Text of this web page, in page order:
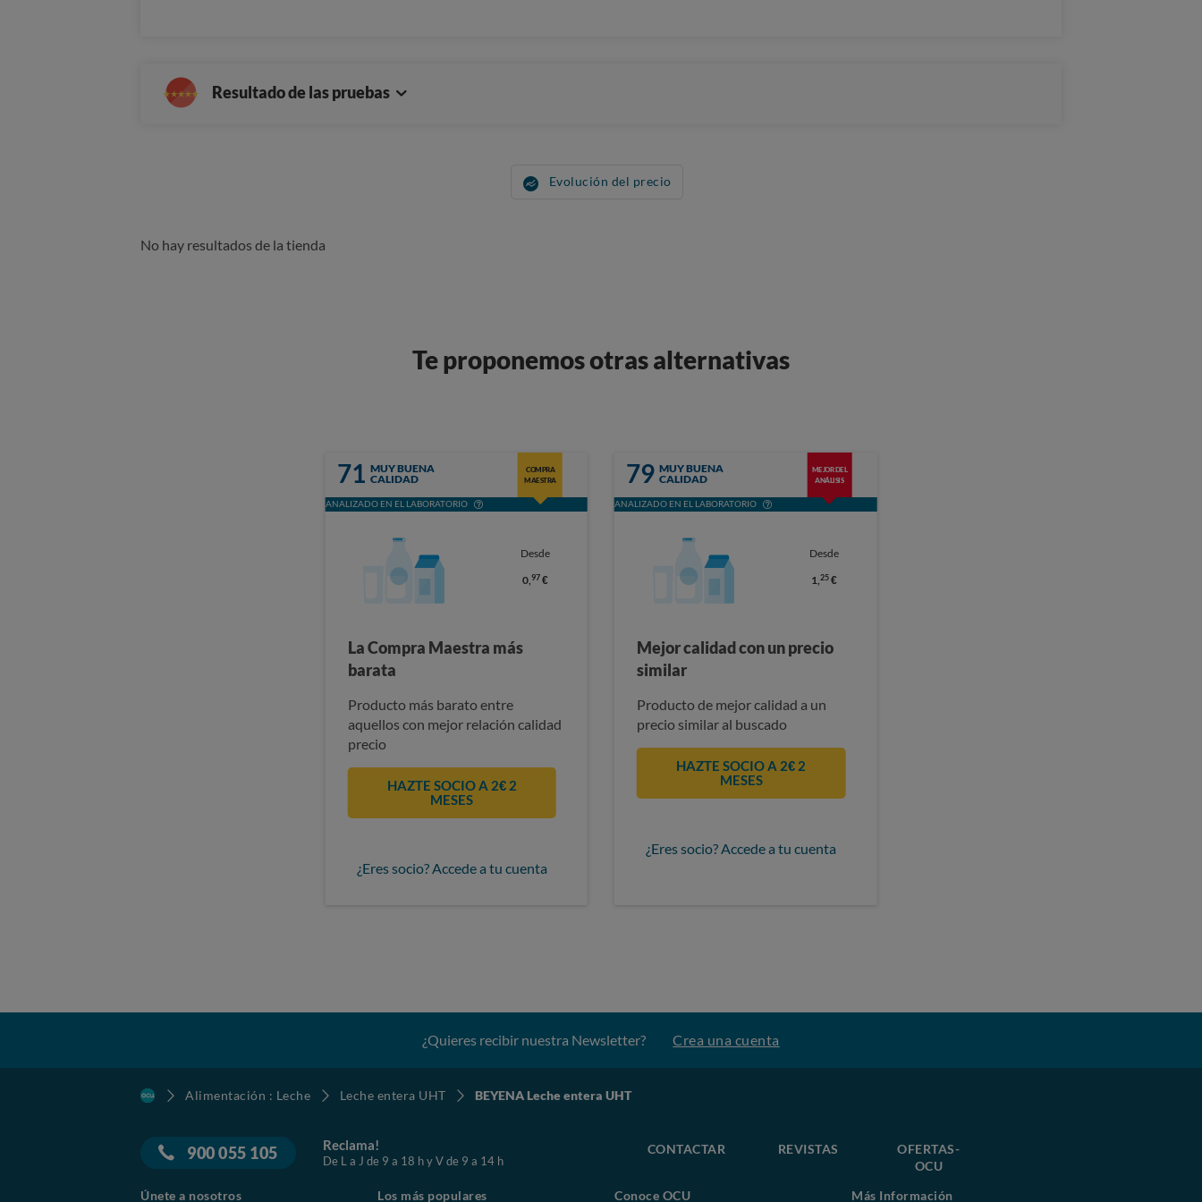
Resultado de las pruebas
Evolución del precio
No hay resultados de la tienda
Te proponemos otras alternativas
71 MUY BUENA
CALIDAD
COMPRA
MAESTRA
ANALIZADO EN EL LABORATORIO
Desde
0,97€
La Compra Maestra más
barata
Producto más barato entre
aquellos con mejor relación calidad
precio
HAZTE SOCIO A 2€ 2
MESES
¿Eres socio? Accede a tu cuenta
79 MUY BUENA
CALIDAD
MEJOR DEL
ANÁLISIS
ANALIZADO EN EL LABORATORIO
Desde
1,25€
Mejor calidad con un precio
similar
Producto de mejor calidad a un
precio similar al buscado
HAZTE SOCIO A 2€ 2
MESES
¿Eres socio? Accede a tu cuenta
¿Quieres recibir nuestra Newsletter? Crea una cuenta
Alimentación : Leche Leche entera UHT BEYENA Leche entera UHT
900 055 105 Reclama!
De L a J de 9 a 18 h y V de 9 a 14 h
CONTACTAR REVISTAS
OFERTAS-
OCU
Únete a nosotros Los más populares Conoce OCU Más Información